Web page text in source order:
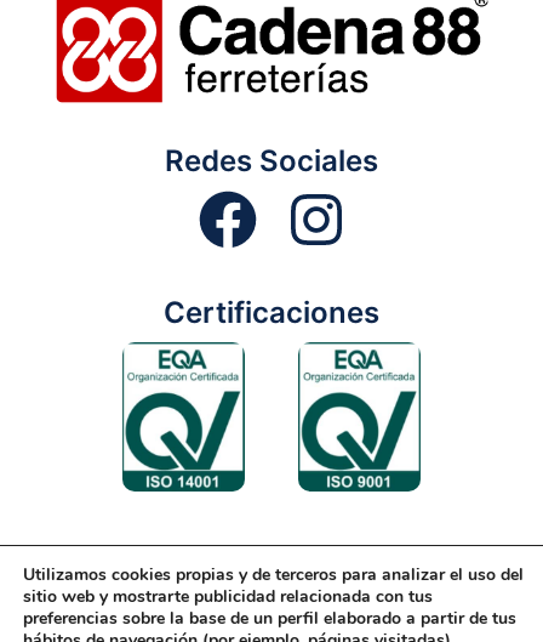
Redes Sociales
Certificaciones
Aviso Legal Condiciones Generales
Diseño Web
Política de Cookies
Política de Gestión
Utilizamos cookies propias y de terceros para analizar el uso del
sitio web y mostrarte publicidad relacionada con tus
preferencias sobre la base de un perfil elaborado a partir de tus